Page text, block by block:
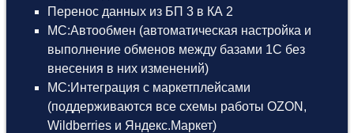
Перенос данных из БП 3 в КА 2
МС:Автообмен (автоматическая настройка и
выполнение обменов между базами 1С без
внесения в них изменений)
МС:Интеграция с маркетплейсами
(поддерживаются все схемы работы OZON,
Wildberries и Яндекс.Маркет)